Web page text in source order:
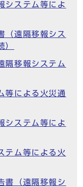
システム等によ
（遠隔移報シス
）
隔移報システム
等による火災通
システム等によ
テム等による火
書（遠隔移報シ